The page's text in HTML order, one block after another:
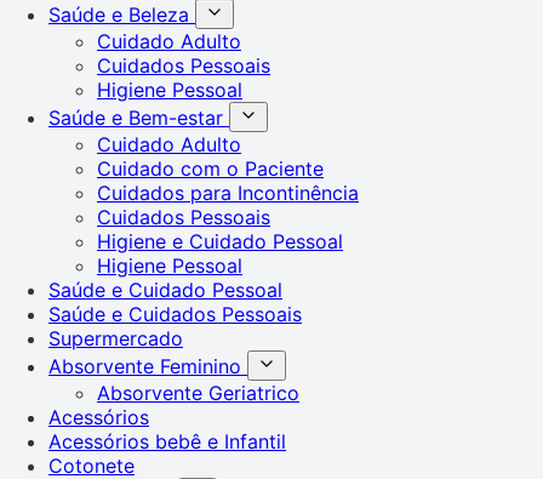
Saúde e Beleza
Cuidado Adulto
Cuidados Pessoais
Higiene Pessoal
Saúde e Bem-estar
Cuidado Adulto
Cuidado com o Paciente
Cuidados para Incontinência
Cuidados Pessoais
Higiene e Cuidado Pessoal
Higiene Pessoal
Saúde e Cuidado Pessoal
Saúde e Cuidados Pessoais
Supermercado
Absorvente Feminino
Absorvente Geriatrico
Acessórios
Acessórios bebê e Infantil
Cotonete